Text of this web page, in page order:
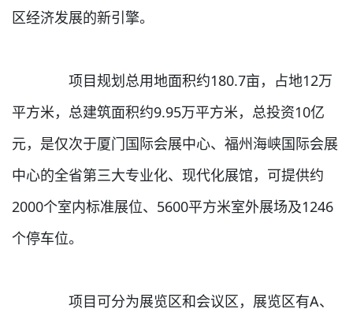
区经济发展的新引擎。
项目规划总用地面积约180.7亩，占地12万
平方米，总建筑面积约9.95万平方米，总投资10亿
元，是仅次于厦门国际会展中心、福州海峡国际会展
中心的全省第三大专业化、现代化展馆，可提供约
2000个室内标准展位、5600平方米室外展场及1246
个停车位。
项目可分为展览区和会议区，展览区有A、